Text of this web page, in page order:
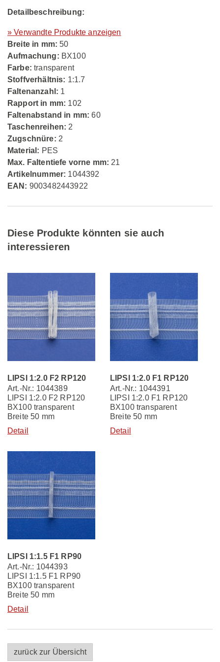
Detailbeschreibung:
» Verwandte Produkte anzeigen
Breite in mm: 50
Aufmachung: BX100
Farbe: transparent
Stoffverhältnis: 1:1.7
Faltenanzahl: 1
Rapport in mm: 102
Faltenabstand in mm: 60
Taschenreihen: 2
Zugschnüre: 2
Material: PES
Max. Faltentiefe vorne mm: 21
Artikelnummer: 1044392
EAN: 9003482443922
Diese Produkte könnten sie auch
interessieren
LIPSI 1:2.0 F2 RP120
Art.-Nr.: 1044389
LIPSI 1:2.0 F2 RP120
BX100 transparent
Breite 50 mm
Detail
LIPSI 1:2.0 F1 RP120
Art.-Nr.: 1044391
LIPSI 1:2.0 F1 RP120
BX100 transparent
Breite 50 mm
Detail
LIPSI 1:1.5 F1 RP90
Art.-Nr.: 1044393
LIPSI 1:1.5 F1 RP90
BX100 transparent
Breite 50 mm
Detail
zurück zur Übersicht